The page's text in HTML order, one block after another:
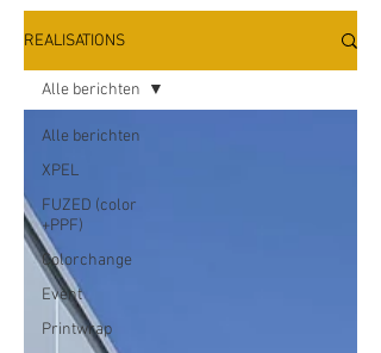
REALISATIONS
Alle berichten
XPEL
FUZED (color
+PPF)
Colorchange
Event
Printwrap
Alle berichten